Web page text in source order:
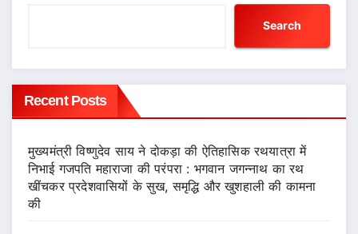
Search
Recent Posts
मुख्यमंत्री विष्णुदेव साय ने दोकड़ा की ऐतिहासिक रथयात्रा में
निभाई गजपति महाराजा की परंपरा : भगवान जगन्नाथ का रथ
खींचकर प्रदेशवासियों के सुख, समृद्धि और खुशहाली की कामना
की